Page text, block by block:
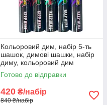
Кольоровий дим, набір 5-ть
шашок, димові шашки, набір
диму, кольоровий дим
Готово до відправки
420 ₴/набір
840 ₴/набір